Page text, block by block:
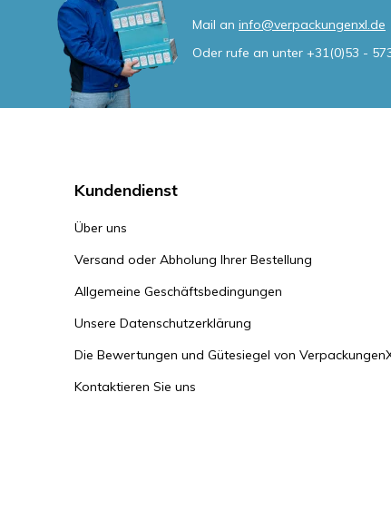
Mail an info@verpackungenxl.de
Oder rufe an unter +31(0)53 -
Kundendienst
Über uns
Versand oder Abholung Ihrer Bestellung
Allgemeine Geschäftsbedingungen
Unsere Datenschutzerklärung
Die Bewertungen und Gütesiegel von
Kontaktieren Sie uns